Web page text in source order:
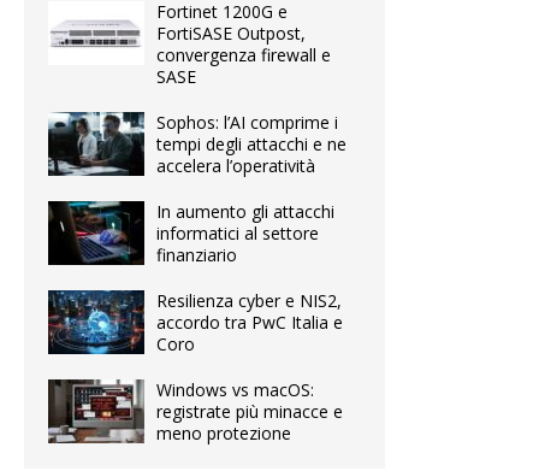
Fortinet 1200G e
FortiSASE Outpost,
convergenza firewall e
SASE
Sophos: l’AI comprime i
tempi degli attacchi e ne
accelera l’operatività
In aumento gli attacchi
informatici al settore
finanziario
Resilienza cyber e NIS2,
accordo tra PwC Italia e
Coro
Windows vs macOS:
registrate più minacce e
meno protezione